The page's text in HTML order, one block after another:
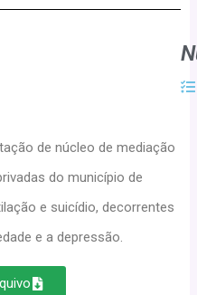
de núcleo de mediação
do município de
e suicídio, decorrentes
e a depressão.